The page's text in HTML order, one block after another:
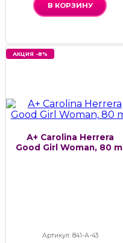
В КОРЗИНУ
АКЦИЯ -8%
А+ Carolina Herrera
Good Girl Woman, 80 ml
Артикул: 841-А-43